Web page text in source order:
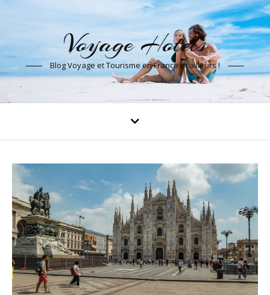
Voyage Hotels
Blog Voyage et Tourisme en France et ailleurs !